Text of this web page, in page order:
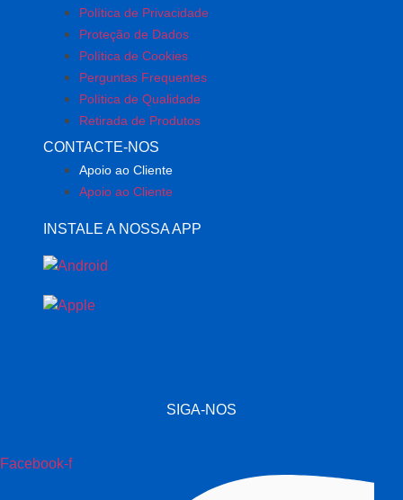
Política de Privacidade
Proteção de Dados
Política de Cookies
Perguntas Frequentes
Política de Qualidade
Retirada de Produtos
CONTACTE-NOS
Apoio ao Cliente
Apoio ao Cliente
INSTALE A NOSSA APP
SIGA-NOS
Facebook-f